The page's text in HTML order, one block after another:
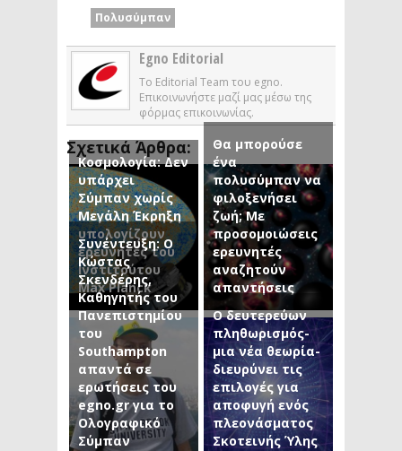
Πολυσύμπαν
Egno Editorial
Το Editorial Team του egno.
Επικοινωνήστε μαζί μας μέσω της
φόρμας επικοινωνίας.
Σχετικά Άρθρα:
Κοσμολογία: Δεν
υπάρχει
Σύμπαν χωρίς
Μεγάλη Έκρηξη
υπολογίζουν
ερευνητές του
Ινστιτούτου
Max Planck
Θα μπορούσε
ένα
πολυσύμπαν να
φιλοξενήσει
ζωή; Με
προσομοιώσεις
ερευνητές
αναζητούν
απαντήσεις
Συνέντευξη: Ο
Κώστας
Σκενδέρης,
Καθηγητής του
Πανεπιστημίου
του
Southampton
απαντά σε
ερωτήσεις του
egno.gr για το
Ολογραφικό
Σύμπαν
Ο δευτερεύων
πληθωρισμός-
μια νέα θεωρία-
διευρύνει τις
επιλογές για
αποφυγή ενός
πλεονάσματος
Σκοτεινής Ύλης